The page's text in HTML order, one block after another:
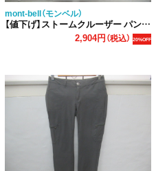
mont-bell（モンベル）
【値下げ】ストームクルーザー パンツ レディース
2,904円（税込） 20%OFF